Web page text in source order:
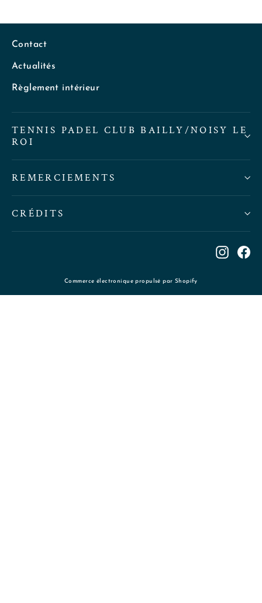
Contact
Actualités
Règlement intérieur
TENNIS PADEL CLUB BAILLY/NOISY LE
ROI
REMERCIEMENTS
CRÉDITS
Commerce électronique propulsé par Shopify